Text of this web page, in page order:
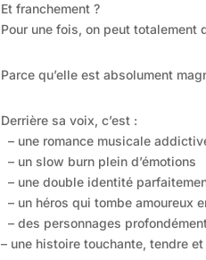
Et franchement ?
Pour une fois, on peut totalement
Parce qu’elle est absolument
Derrière sa voix, c’est :
– une romance musicale
– un slow burn plein d’émotions
– une double identité
– un héros qui tombe amoureux
– des personnages
– une histoire touchante, tendre